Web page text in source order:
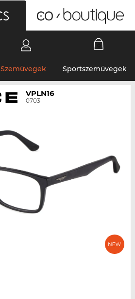
Szemüvegek Sportszemüvegek
VPLN16
0703